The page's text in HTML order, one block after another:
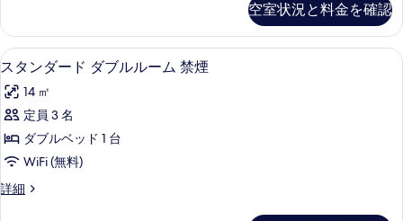
の
写
真
を
表
示
る
ル
ー
ム
禁
煙
の
す
べ
ー
ダ
ブ
ル
ー
禁
煙
詳
空室状況と料金を確認
ス
タ
ン
ダ
ー
ダ
デスク、アイロン / アイロン台、
15
スタンダード ダブルルーム 禁煙
14 ㎡
定員 3 名
ダブルベッド 1 台
WiFi (無料)
詳細
ス